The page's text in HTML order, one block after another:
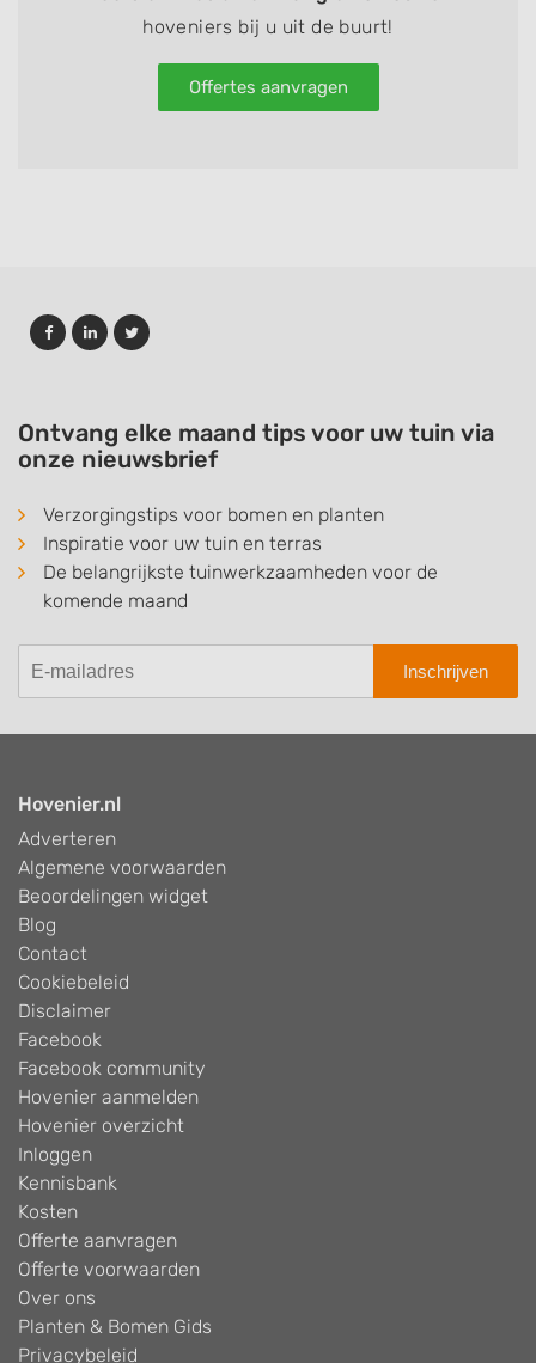
hoveniers bij u uit de buurt!
Offertes aanvragen
Ontvang elke maand tips voor uw tuin via
onze nieuwsbrief
Verzorgingstips voor bomen en planten
Inspiratie voor uw tuin en terras
De belangrijkste tuinwerkzaamheden voor de
komende maand
Inschrijven
Hovenier.nl
Adverteren
Algemene voorwaarden
Beoordelingen widget
Blog
Contact
Cookiebeleid
Disclaimer
Facebook
Facebook community
Hovenier aanmelden
Hovenier overzicht
Inloggen
Kennisbank
Kosten
Offerte aanvragen
Offerte voorwaarden
Over ons
Planten & Bomen Gids
Privacybeleid